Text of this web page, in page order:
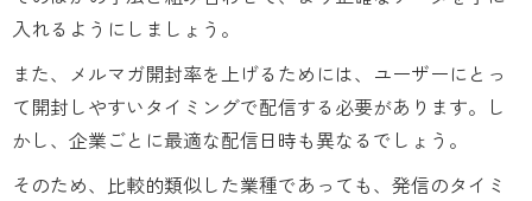
入れるようにしましょう。
また、メルマガ開封率を上げるためには、ユーザーにとっ
て開封しやすいタイミングで配信する必要があります。し
かし、企業ごとに最適な配信日時も異なるでしょう。
そのため、比較的類似した業種であっても、発信のタイミ